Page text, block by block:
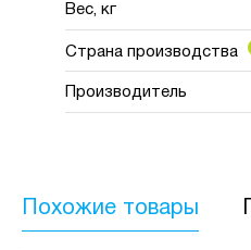
Вес, кг
Страна производства
Производитель
Похожие товары